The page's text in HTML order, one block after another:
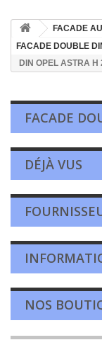
FACADE
FACADE DOUBLE
DIN OPEL ASTRA
FACADE
DÉJÀ VUS
NOS